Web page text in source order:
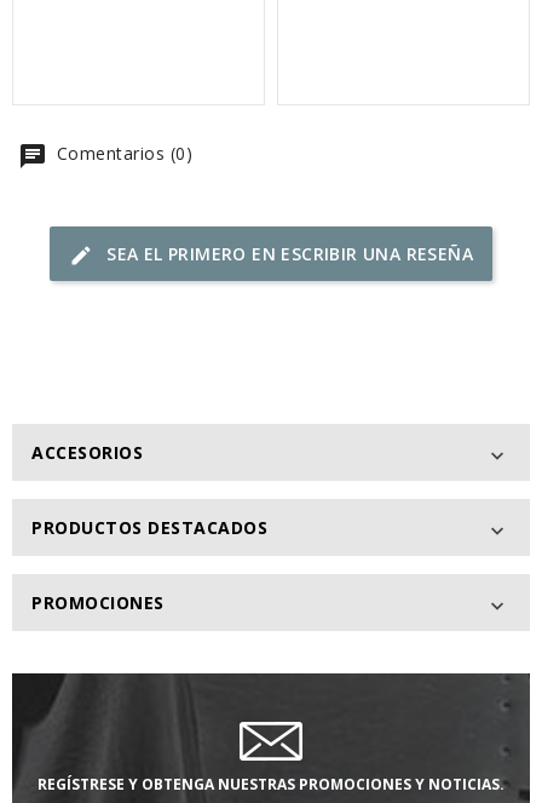
chat Comentarios (0)
edit SEA EL PRIMERO EN ESCRIBIR UNA RESEÑA
ACCESORIOS 
PRODUCTOS DESTACADOS 
PROMOCIONES 
REGÍSTRESE Y OBTENGA NUESTRAS PROMOCIONES Y NOTICIAS.